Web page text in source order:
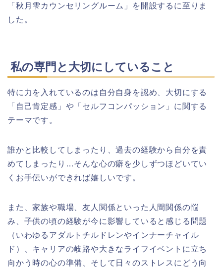
「秋月雫カウンセリングルーム」を開設するに至りま
した。
私の専門と大切にしていること
特に力を入れているのは自分自身を認め、大切にする
「自己肯定感」や「セルフコンパッション」に関する
テーマです。
誰かと比較してしまったり、過去の経験から自分を責
めてしまったり…そんな心の癖を少しずつほどいてい
くお手伝いができれば嬉しいです。
また、家族や職場、友人関係といった人間関係の悩
み、子供の頃の経験が今に影響していると感じる問題
（いわゆるアダルトチルドレンやインナーチャイル
ド）、キャリアの岐路や大きなライフイベントに立ち
向かう時の心の準備、そして日々のストレスにどう向